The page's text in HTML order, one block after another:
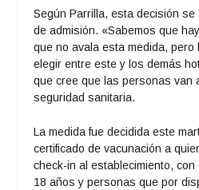
Según Parrilla, esta decisión
de admisión. «Sabemos que
que no avala esta medida,
elegir entre este y los demás
que cree que las personas van
seguridad sanitaria.
La medida fue decidida este
certificado de vacunación a
check-in al establecimiento,
18 años y personas que por